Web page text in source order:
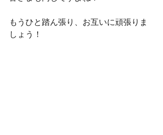
もうひと踏ん張り、お互いに頑張りま
しょう！